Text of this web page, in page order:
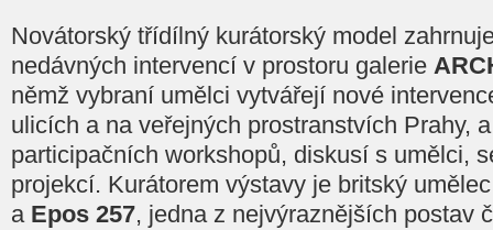
Novátorský třídílný kurátorský model
nedávných intervencí v prostoru galerie
němž vybraní umělci vytvářejí nové
ulicích a na veřejných prostranstvích Prahy,
participačních workshopů, diskusí s umělci,
projekcí. Kurátorem výstavy je britský
a Epos 257, jedna z nejvýraznějších postav